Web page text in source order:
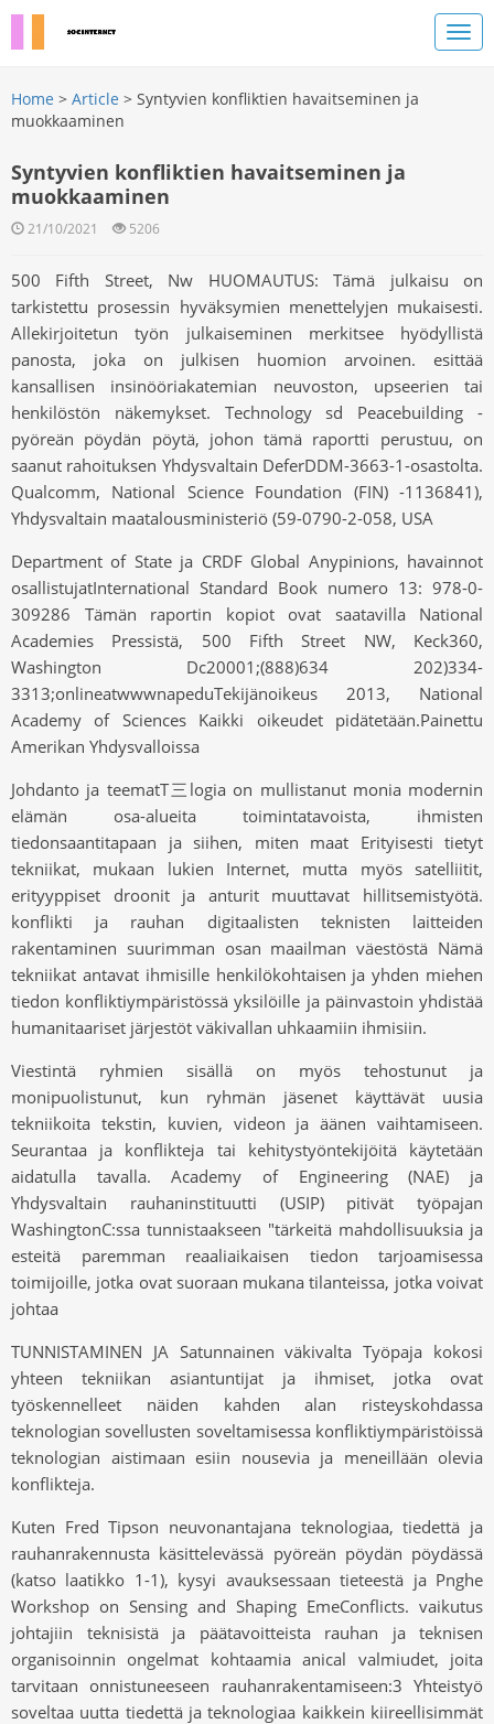
Home > Article > Syntyvien konfliktien havaitseminen ja
muokkaaminen
Syntyvien konfliktien havaitseminen ja
muokkaaminen
21/10/2021 5206
500 Fifth Street, Nw HUOMAUTUS: Tämä julkaisu on
tarkistettu prosessin hyväksymien menettelyjen mukaisesti.
Allekirjoitetun työn julkaiseminen merkitsee hyödyllistä
panosta, joka on julkisen huomion arvoinen. esittää
kansallisen insinööriakatemian neuvoston, upseerien tai
henkilöstön näkemykset. Technology sd Peacebuilding -
pyöreän pöydän pöytä, johon tämä raportti perustuu, on
saanut rahoituksen Yhdysvaltain DeferDDM-3663-1-osastolta.
Qualcomm, National Science Foundation (FIN) -1136841),
Yhdysvaltain maatalousministeriö (59-0790-2-058, USA
Department of State ja CRDF Global Anypinions, havainnot
osallistujatInternational Standard Book numero 13: 978-0-
309286 Tämän raportin kopiot ovat saatavilla National
Academies Pressistä, 500 Fifth Street NW, Keck360,
Washington Dc20001;(888)634 202)334-
3313;onlineatwwwnapeduTekijänoikeus 2013, National
Academy of Sciences Kaikki oikeudet pidätetään.Painettu
Amerikan Yhdysvalloissa
Johdanto ja teematT三logia on mullistanut monia modernin
elämän osa-alueita toimintatavoista, ihmisten
tiedonsaantitapaan ja siihen, miten maat Erityisesti tietyt
tekniikat, mukaan lukien Internet, mutta myös satelliitit,
erityyppiset droonit ja anturit muuttavat hillitsemistyötä.
konflikti ja rauhan digitaalisten teknisten laitteiden
rakentaminen suurimman osan maailman väestöstä Nämä
tekniikat antavat ihmisille henkilökohtaisen ja yhden miehen
tiedon konfliktiympäristössä yksilöille ja päinvastoin yhdistää
humanitaariset järjestöt väkivallan uhkaamiin ihmisiin.
Viestintä ryhmien sisällä on myös tehostunut ja
monipuolistunut, kun ryhmän jäsenet käyttävät uusia
tekniikoita tekstin, kuvien, videon ja äänen vaihtamiseen.
Seurantaa ja konflikteja tai kehitystyöntekijöitä käytetään
aidatulla tavalla. Academy of Engineering (NAE) ja
Yhdysvaltain rauhaninstituutti (USIP) pitivät työpajan
WashingtonC:ssa tunnistaakseen "tärkeitä mahdollisuuksia ja
esteitä paremman reaaliaikaisen tiedon tarjoamisessa
toimijoille, jotka ovat suoraan mukana tilanteissa, jotka voivat
johtaa
TUNNISTAMINEN JA Satunnainen väkivalta Työpaja kokosi
yhteen tekniikan asiantuntijat ja ihmiset, jotka ovat
työskennelleet näiden kahden alan risteyskohdassa
teknologian sovellusten soveltamisessa konfliktiympäristöissä
teknologian aistimaan esiin nousevia ja meneillään olevia
konflikteja.
Kuten Fred Tipson neuvonantajana teknologiaa, tiedettä ja
rauhanrakennusta käsittelevässä pyöreän pöydän pöydässä
(katso laatikko 1-1), kysyi avauksessaan tieteestä ja Pnghe
Workshop on Sensing and Shaping EmeConflicts. vaikutus
johtajiin teknisistä ja päätavoitteista rauhan ja teknisen
organisoinnin ongelmat kohtaamia anical valmiudet, joita
tarvitaan onnistuneeseen rauhanrakentamiseen:3 Yhteistyö
soveltaa uutta tiedettä ja teknologiaa kaikkein kiireellisimmät